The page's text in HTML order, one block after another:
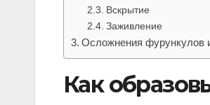
Вскрытие
Заживление
Осложнения фурункулов
Как